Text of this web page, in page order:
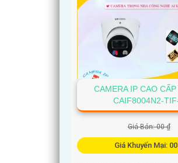
CAMERA IP CAO
CAIF8004N2-
Giá Bán: 00 ₫
Giá Khuyến Mại: